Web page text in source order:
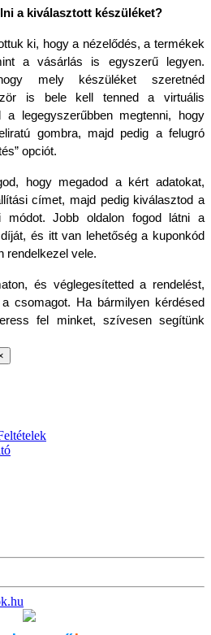
a kiválasztott készüléket?
ki, hogy a nézelődés, a termékek
a vásárlás is egyszerű legyen.
mely készüléket szeretnéd
is bele kell tenned a virtuális
legegyszerűbben megtenni, hogy
gombra, majd pedig a felugró
opciót.
hogy megadod a kért adatokat,
címet, majd pedig kiválasztod a
módot. Jobb oldalon fogod látni a
és itt van lehetőség a kuponkód
rendelkezel vele.
és véglegesítetted a rendelést,
csomagot. Ha bármilyen kérdésed
fel minket, szívesen segítünk